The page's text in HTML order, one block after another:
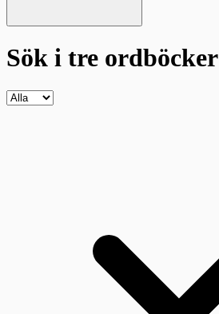
Sök i tre ordböcker